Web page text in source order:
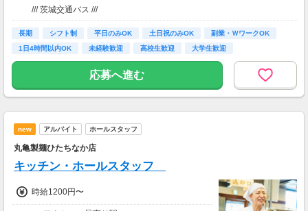
/// 茨城交通バス ///
( 乗り場 ) 勝田駅東口バスターミナル 2番のりば 発、「中央研修所・ひ
たち海浜公園」行きバス
( バス停 ) 「ジョイフル本田西」下車すぐ
( 所要時間 ) 約20分
長期 シフト制 平日のみOK 土日祝のみOK
副業・ＷワークOK
1日4時間以内OK
未経験歓迎 高校生歓迎 大学生歓迎
応募へ進む
new アルバイト ホールスタッフ
丸亀製麺ひたちなか店
キッチン・ホールスタッフ
時給1200円〜